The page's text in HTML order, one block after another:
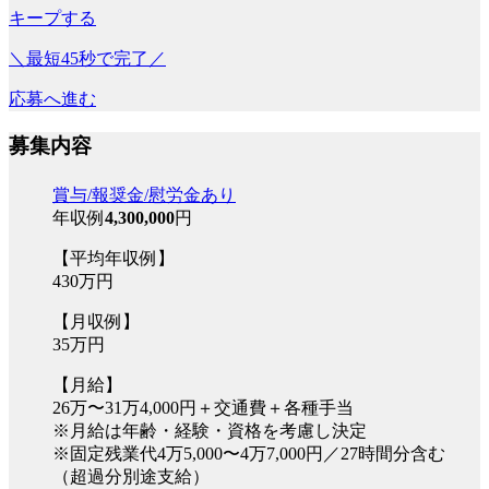
キープする
＼最短45秒で完了／
応募へ進む
募集内容
賞与/報奨金/慰労金あり
年収例 4,300,000円
【平均年収例】
430万円
【月収例】
35万円
【月給】
26万〜31万4,000円＋交通費＋各種手当
※月給は年齢・経験・資格を考慮し決定
※固定残業代4万5,000〜4万7,000円／27時間分含む
（超過分別途支給）